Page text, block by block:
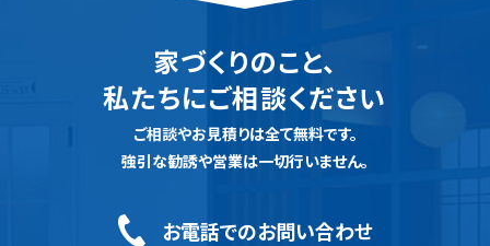
家づくりのこと、
私たちにご相談ください
ご相談やお見積りは全て無料です。
強引な勧誘や営業は一切行いません。
お電話でのお問い合わせ